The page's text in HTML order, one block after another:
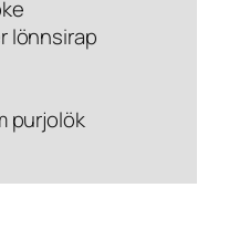
lönnsirap
purjolök